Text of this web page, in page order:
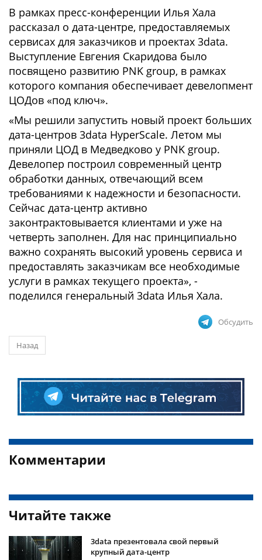
В рамках пресс-конференции Илья Хала
рассказал о дата-центре, предоставляемых
сервисах для заказчиков и проектах 3data.
Выступление Евгения Скаридова было
посвящено развитию PNK group, в рамках
которого компания обеспечивает девелопмент
ЦОДов «под ключ».
«Мы решили запустить новый проект больших
дата-центров 3data HyperScale. Летом мы
приняли ЦОД в Медведково у PNK group.
Девелопер построил современный центр
обработки данных, отвечающий всем
требованиями к надежности и безопасности.
Сейчас дата-центр активно
законтрактовывается клиентами и уже на
четверть заполнен. Для нас принципиально
важно сохранять высокий уровень сервиса и
предоставлять заказчикам все необходимые
услуги в рамках текущего проекта», -
поделился генеральный 3data Илья Хала.
Обсудить
Назад
Комментарии
Читайте также
3data презентовала свой первый
крупный дата-центр